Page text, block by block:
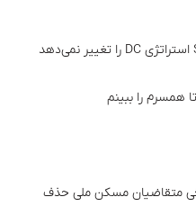
همسرم را ببینم
متقاضیان مسکن ملی حذف